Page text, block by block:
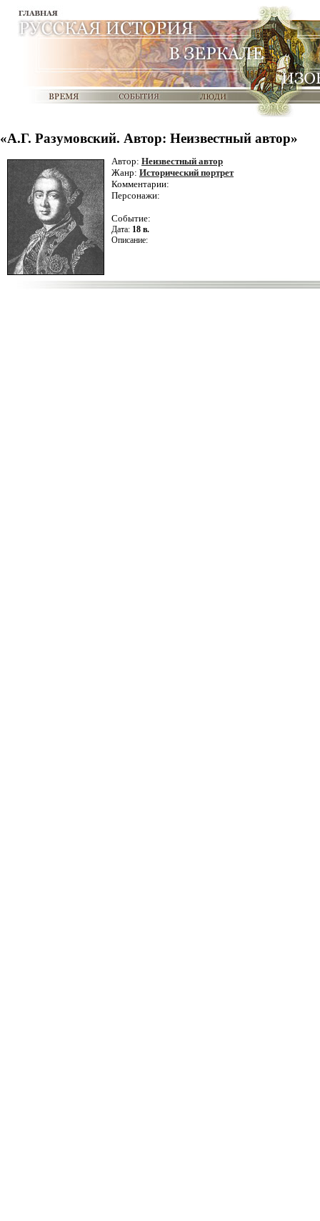
«А.Г. Разумовский. Автор: Неизвестный автор»
Автор: Неизвестный автор
Жанр: Исторический портрет
Комментарии:
Персонажи:
Событие:
Дата: 18 в.
Описание: